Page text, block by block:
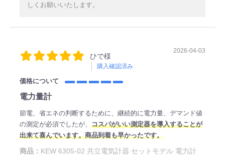
しくお願いいたします。
ひで様
購入確認済み
2026-04-03
価格について
電力量計
節電、省エネの判断するために、継続的に電力量、デマンド値
の測定が必須でしたが、 コスパがいい測定器を導入することが
出来て喜んでいます。商品到着も早かったです。
商品： KEW 6305-02 共立電気計器 セットモデル 電力計